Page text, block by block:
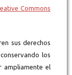
Commons
sus derechos
los
ampliamente el